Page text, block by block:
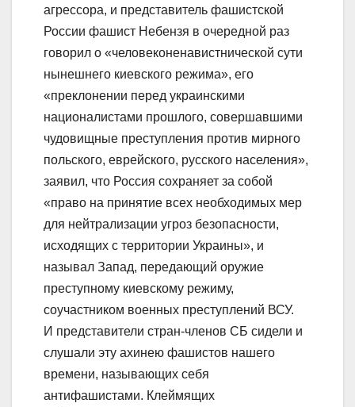
агрессора, и представитель фашистской
России фашист Небензя в очередной раз
говорил о «человеконенавистнической сути
нынешнего киевского режима», его
«преклонении перед украинскими
националистами прошлого, совершавшими
чудовищные преступления против мирного
польского, еврейского, русского населения»,
заявил, что Россия сохраняет за собой
«право на принятие всех необходимых мер
для нейтрализации угроз безопасности,
исходящих с территории Украины», и
называл Запад, передающий оружие
преступному киевскому режиму,
соучастником военных преступлений ВСУ.
И представители стран-членов СБ сидели и
слушали эту ахинею фашистов нашего
времени, называющих себя
антифашистами. Клеймящих